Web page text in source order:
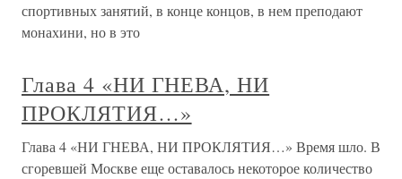
спортивных занятий, в конце концов, в нем преподают
монахини, но в это
Глава 4 «НИ ГНЕВА, НИ
ПРОКЛЯТИЯ…»
Глава 4 «НИ ГНЕВА, НИ ПРОКЛЯТИЯ…» Время шло. В
сгоревшей Москве еще оставалось некоторое количество